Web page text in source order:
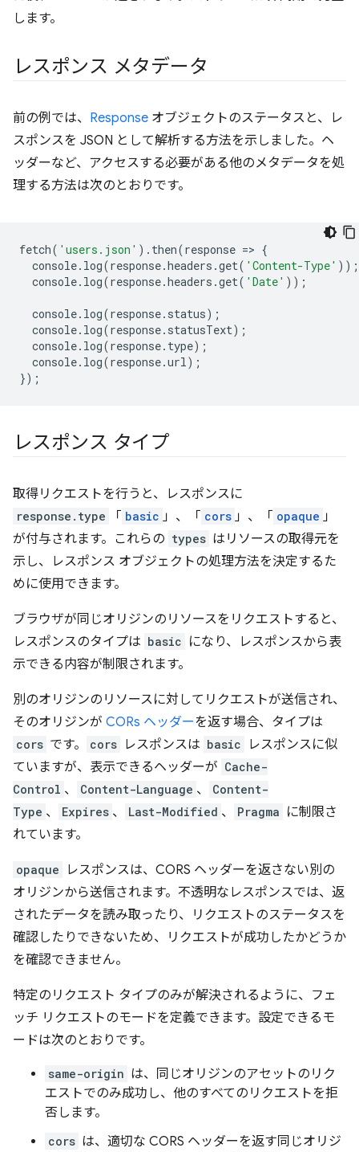
します。
レスポンス メタデータ
前の例では、 Response オブジェクトのステータスと、レ
スポンスを JSON として解析する方法を示しました。ヘ
ッダーなど、アクセスする必要がある他のメタデータを処
理する方法は次のとおりです。
fetch( 'users.json' ). then(response => {
console. log(response.headers .get( 'Content-Type' ));
console. log(response.headers .get( 'Date' ));
console. log(response. status);
console. log(response. statusText);
console. log(response. type);
console. log(response.url);
});
レスポンス タイプ
取得リクエストを行うと、レスポンスに
response.type 「 basic 」、「 cors 」、「 opaque 」
が付与されます。これらの types はリソースの取得元を
示し、レスポンス オブジェクトの処理方法を決定するた
めに使用できます。
ブラウザが同じオリジンのリソースをリクエストすると、
レスポンスのタイプは basic になり、レスポンスから表
示できる内容が制限されます。
別のオリジンのリソースに対してリクエストが送信され、
そのオリジンが CORs ヘッダーを返す場合、タイプは
cors です。 cors レスポンスは basic
レスポンスに似
ていますが、表示できるヘッダーが Cache-
Control 、 Content-Language 、
Content-
Type 、 Expires 、 Last-Modified 、 Pragma に制限さ
れています。
opaque
レスポンスは、CORS ヘッダーを返さない別の
オリジンから送信されます。不透明なレスポンスでは、返
されたデータを読み取ったり、リクエストのステータスを
確認したりできないため、リクエストが成功したかどうか
を確認できません。
特定のリクエスト タイプのみが解決されるように、フェ
ッチ リクエストのモードを定義できます。設定できるモ
ードは次のとおりです。
same-origin は、同じオリジンのアセットのリク
エストでのみ成功し、他のすべてのリクエストを拒
否します。
cors は、適切な CORS ヘッダーを返す同じオリジ